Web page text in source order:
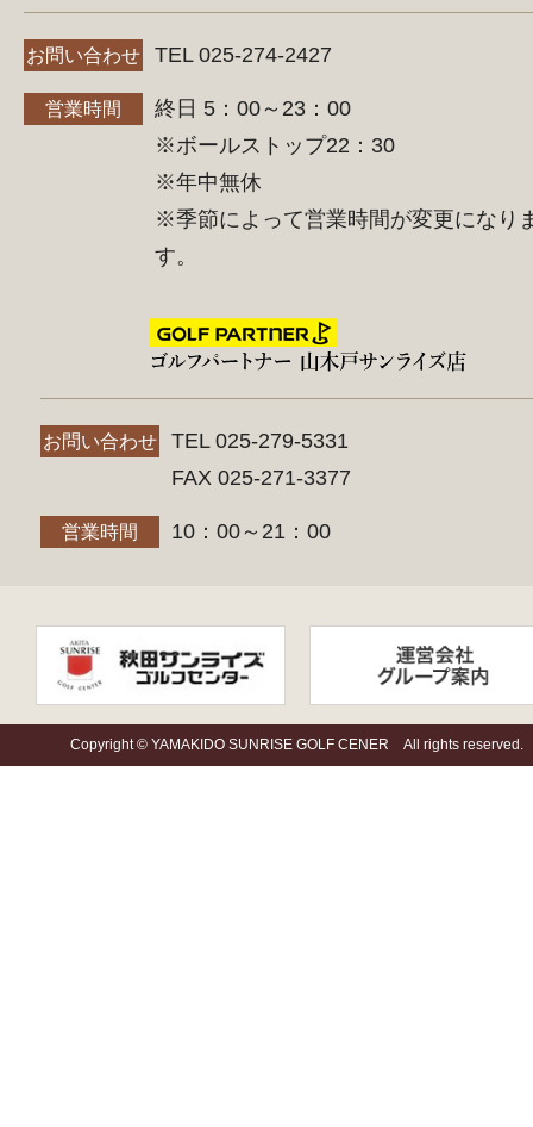
お問い合わせ TEL 025-274-2427
営業時間
終日 5：00～23：00
※ボールストップ22：30
※年中無休
※季節によって営業時間が変更になり
す。
お問い合わせ
TEL 025-279-5331
FAX 025-271-3377
営業時間 10：00～21：00
Copyright © YAMAKIDO SUNRISE GOLF CENER All rights reserved.